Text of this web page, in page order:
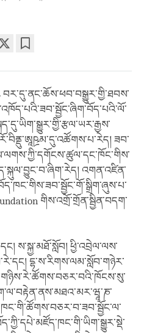
བར་དུ་ནང་ཆོས་ཕབ་བསྒྱུར་གྱི་ཐབས་
ཟབ་
འགན་འཛིན་
གིས་འགྲོ་གྲོན་སྦྱིན་བདག་
ས་སྐྱ་མཐོ་སློབ། ཕྱི་འབྲེལ་ལས་
དྷ་ས་རིགས་ལམ་སློབ་གཉེར་